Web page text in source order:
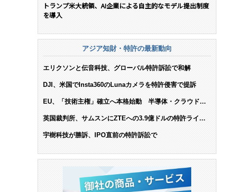
トランプ米大統領、AI企業による自主的なモデル提出制度
を導入
アジア知財・特許の最新動向
エリクソンと伝音科技、グローバル特許訴訟で和解
DJI、米国でInsta360のLunaカメラを特許侵害で提訴
EU、「技術主権」確立へ本格始動 半導体・クラウド・
英国裁判所、サムスンにZTEへの3.9億ドルの特許ライセ
宇樹科技が勝訴、IPO直前の特許訴訟で